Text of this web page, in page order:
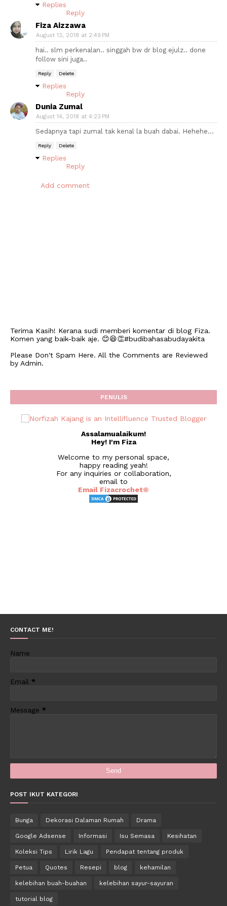
Replies
Reply
Fiza Aizzawa
August 13, 2018 at 2:49 PM
hai.. slm perkenalan.. singgah bw dr blog ejulz.. done
follow sini juga..
Reply Delete
Replies
Reply
Dunia Zumal
August 14, 2018 at 4:23 PM
Sedapnya tapi zumal tak kenal la buah dabai. Hehehe...
Reply Delete
Replies
Reply
Add comment
Terima Kasih! Kerana sudi memberi komentar di blog Fiza.
Komen yang baik-baik aje. 😊😆👏#budibahasabudayakita
Please Don't Spam Here. All the Comments are Reviewed
by Admin.
PENULIS
Assalamualaikum!
Hey! I'm Fiza
Welcome to my personal space,
happy reading yeah!
For any inquiries or collaboration,
email to
Email Fizacrochet©
CONTACT ME!
Name
Email *
Message *
POST IKUT KATEGORI
Bunga Dekorasi Dalaman Rumah Drama
Google Adsense Informasi Isu Semasa Kesihatan
Koleksi Tips Lirik Lagu Pendapat tentang produk
Petua Quotes Resepi blog kehamilan
kelebihan buah-buahan kelebihan sayur-sayuran
tutorial blog